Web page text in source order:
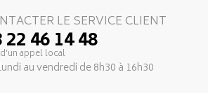
LE SERVICE CLIENT
22 46 14 48
appel local
au vendredi de 8h30 à 16h30